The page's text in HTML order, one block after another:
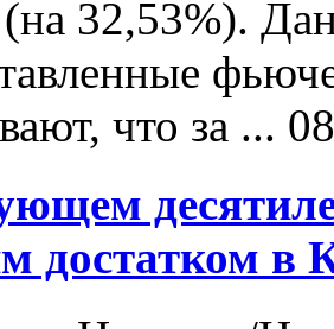
32,53%).
что за ...
достатком в